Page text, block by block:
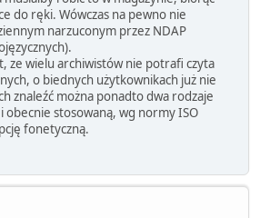
do ręki. Wówczas na pewno nie
narzuconym przez NDAP
ze wielu archiwistów nie potrafi czyta
o biednych użytkownikach już nie
znaleźć można ponadto dwa rodzaje
obecnie stosowaną, wg normy ISO
fonetyczną.